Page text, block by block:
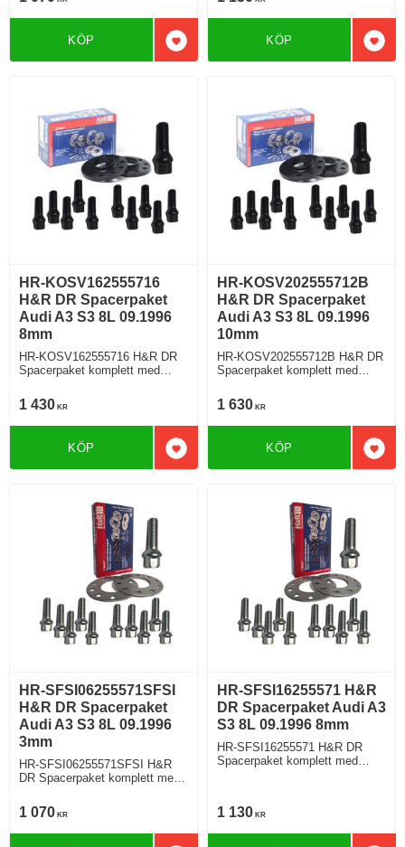
5mm
Lägg till i favoriter
KÖP
8mm
KÖP
HR-KOSV162555716
H&R DR Spacerpaket
Audi A3 S3 8L 09.1996
8mm
HR-KOSV162555716 H&R DR
Spacerpaket komplett med
8L 09.1996 Tjocklek spacer
8mm
1 430 KR
Lägg till i favoriter
KÖP
HR-KOSV202555712B
H&R DR Spacerpaket
Audi A3 S3 8L 09.1996
10mm
HR-KOSV202555712B H&R DR
Spacerpaket komplett med
8L 09.1996 Tjocklek spacer
10mm
1 630 KR
KÖP
HR-SFSI06255571SFSI
H&R DR Spacerpaket
Audi A3 S3 8L 09.1996
3mm
HR-SFSI06255571SFSI H&R
DR Spacerpaket komplett med
8L 09.1996 Tjocklek spacer
3mm
1 070 KR
HR-SFSI16255571 H&R
DR Spacerpaket Audi A3
S3 8L 09.1996 8mm
HR-SFSI16255571 H&R DR
Spacerpaket komplett med
1 130 KR